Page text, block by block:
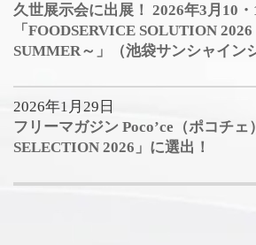
久世展示会に出展！ 2026年3月10・
「FOODSERVICE SOLUTION
SUMMER～」（池袋サンシャイン
2026年1月29日
フリーマガジン Poco’ce（ポコチェ
SELECTION 2026」に選出！